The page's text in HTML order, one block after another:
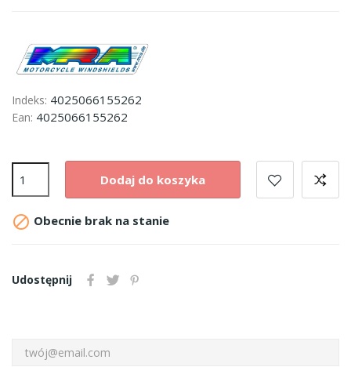
Indeks: 4025066155262
Ean: 4025066155262
Dodaj do koszyka
 Obecnie brak na stanie
Udostępnij